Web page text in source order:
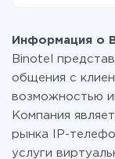
перейти на
отарифах.
Информация о
Binotel
общения с
возможностью
Компания
рынка IP-
услуги